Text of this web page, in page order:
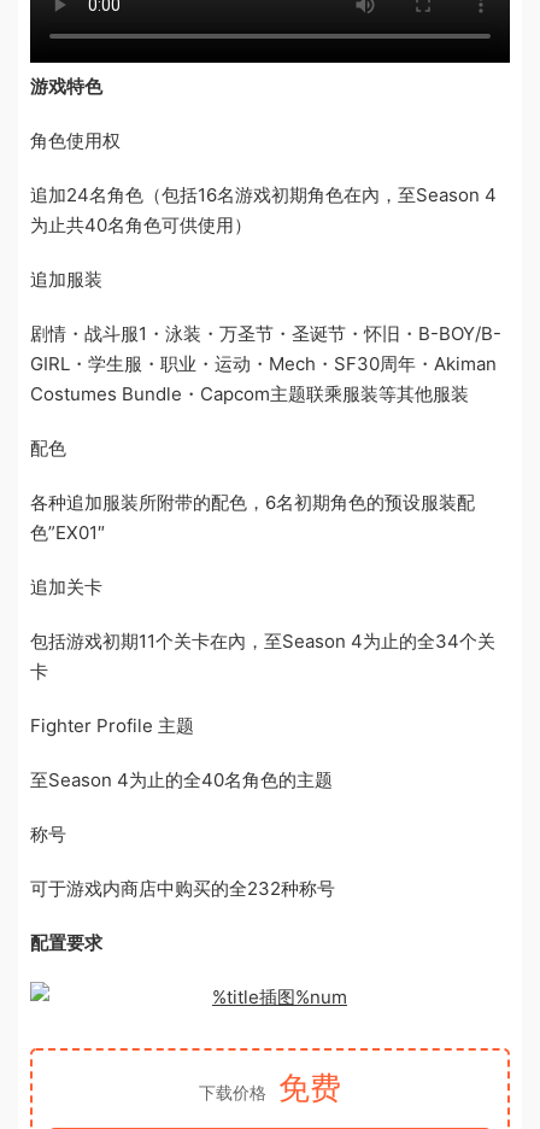
游戏特色
角色使用权
追加24名角色（包括16名游戏初期角色在內，至Season 4
为止共40名角色可供使用）
追加服装
剧情・战斗服1・泳装・万圣节・圣诞节・怀旧・B-BOY/B-
GIRL・学生服・职业・运动・Mech・SF30周年・Akiman
Costumes Bundle・Capcom主题联乘服装等其他服装
配色
各种追加服装所附带的配色，6名初期角色的预设服装配
色”EX01″
追加关卡
包括游戏初期11个关卡在內，至Season 4为止的全34个关
卡
Fighter Profile 主题
至Season 4为止的全40名角色的主题
称号
可于游戏内商店中购买的全232种称号
配置要求
下载价格 免费